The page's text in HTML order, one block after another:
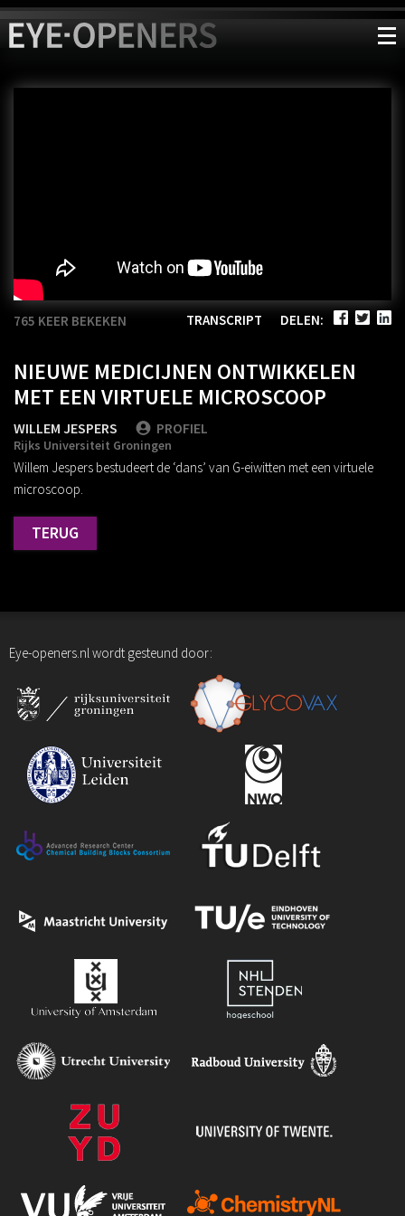
765 KEER BEKEKEN TRANSCRIPT DELEN:
NIEUWE MEDICIJNEN ONTWIKKELEN
MET EEN VIRTUELE MICROSCOOP
WILLEM JESPERS PROFIEL
Rijks Universiteit Groningen
Willem Jespers bestudeert de ‘dans’ van G-eiwitten met een virtuele
microscoop.
TERUG
Eye-openers.nl wordt gesteund door: